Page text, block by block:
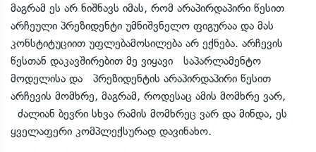
მაგრამ ეს არ ნიშნავს იმას, რომ არაპირდაპირი წესით
არჩეული პრეზიდენტი უმნიშვნელო ფიგურაა და მას
კონსტიტუციით უფლებამოსილება არ ექნება. არჩევის
წესთან დაკავშირებით მე ვიყავი საპარლამენტო
მოდელისა და პრეზიდენტის არაპირდაპირი წესით
არჩევის მომხრე, მაგრამ, როდესაც ამის მომხრე ვარ,
ძალიან ბევრი სხვა რამის მომხრეც ვარ და მინდა, ეს
ყველაფერი კომპლექსურად დავინახო.